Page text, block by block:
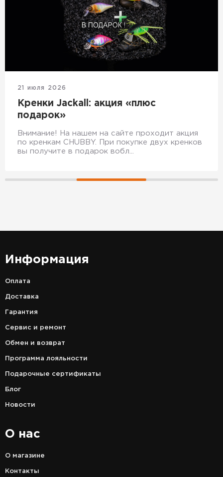
21 июля 2026
Кренки Jackall: акция «плюс
подарок»
Внимание! На нашем на сайте проходит акция
по кренкам CHUBBY. При покупке двух кренков
вы получите в подарок вобл...
Информация
Оплата
Доставка
Гарантия
Сервис и ремонт
Обмен и возврат
Программа лояльности
Подарочные сертификаты
Блог
Новости
О нас
О магазине
Контакты